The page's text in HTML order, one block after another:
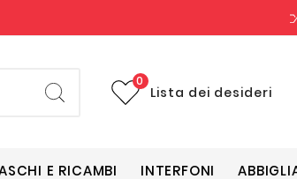
Lista dei desideri
0
E RICAMBI INTERFONI